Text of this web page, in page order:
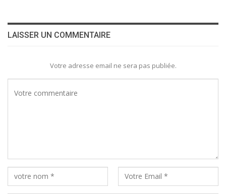
LAISSER UN COMMENTAIRE
Votre adresse email ne sera pas publiée.